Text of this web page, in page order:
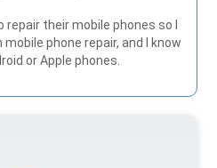
their mobile phones so I
phone repair, and I know
or Apple phones.